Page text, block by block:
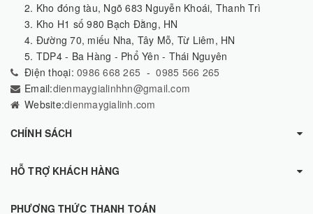
2. Kho đóng tàu, Ngõ 683 Nguyễn Khoái, Thanh Trì
3. Kho H1 số 980 Bạch Đằng, HN
4. Đường 70, miếu Nha, Tây Mỗ, Từ Liêm, HN
5. TDP4 - Ba Hàng - Phổ Yên - Thái Nguyên
Điện thoại: 0986 668 265 -0985 566 265
Email:dienmaygialinhhn@gmail.com
Website:dienmaygialinh.com
CHÍNH SÁCH
HỖ TRỢ KHÁCH HÀNG
PHƯƠNG THỨC THANH TOÁN